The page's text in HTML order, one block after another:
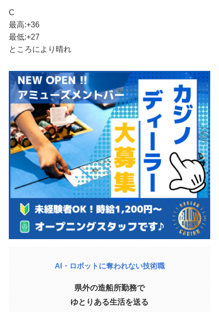
C
最高:+36
最低:+27
ところにより晴れ
AI・ロボットに奪われない技術職
県外の造船所勤務で
ゆとりある生活を送る